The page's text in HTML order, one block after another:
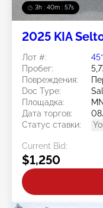
3h : 40m : 54s
2025 KIA
Лот #:
Пробег:
Повреждения:
Doc Type:
Площадка:
Дата торгов:
Статус ставки:
Current Bid:
$1,250